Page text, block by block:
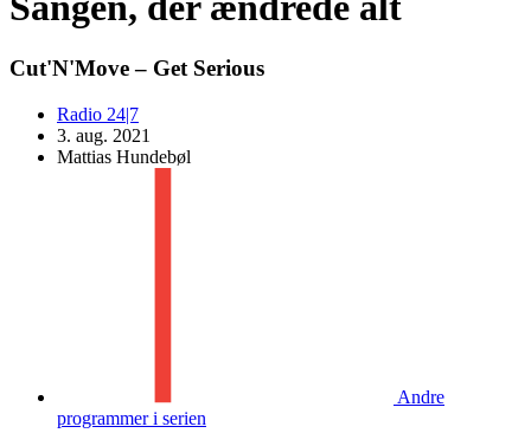
Cut'N'Move – Get Serious
Radio 24|7
3. aug. 2021
Mattias Hundebøl
Andre
programmer i serien